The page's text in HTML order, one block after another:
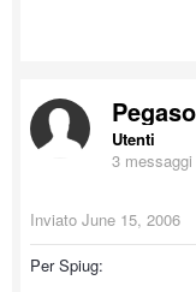
Utenti
3 messaggi
Inviato June 15, 2006
Per Spiug: